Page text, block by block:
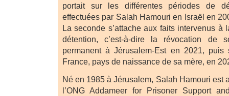
portait sur les différentes périodes de
effectuées par Salah Hamouri en Israël en
La seconde s’attache aux faits intervenus à
détention, c’est-à-dire la révocation de
permanent à Jérusalem-Est en 2021,
France, pays de naissance de sa mère, en
Né en 1985 à Jérusalem, Salah Hamouri est
l’ONG Addameer for Prisoner Support